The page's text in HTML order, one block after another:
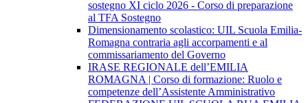
sostegno XI ciclo 2026 - Corso di preparazione
al TFA Sostegno
Dimensionamento scolastico: UIL Scuola Emilia-
Romagna contraria agli accorpamenti e al
commissariamento del Governo
IRASE REGIONALE dell’EMILIA
ROMAGNA | Corso di formazione: Ruolo e
competenze dell’Assistente Amministrativo